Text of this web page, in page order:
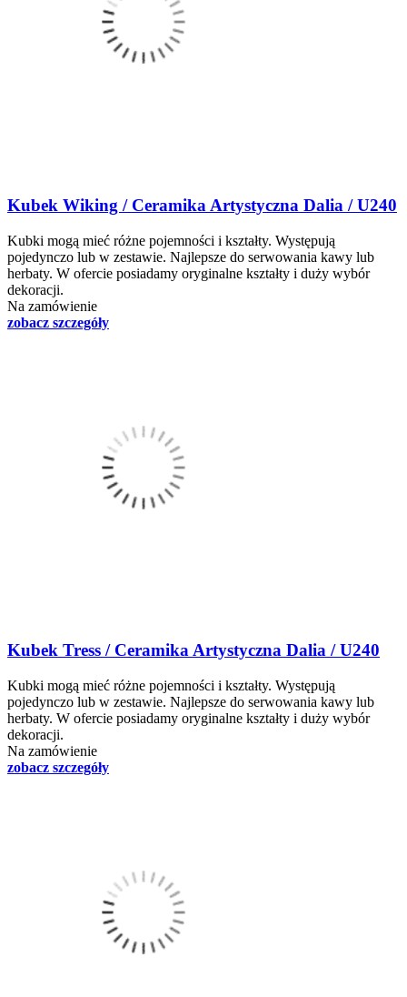
Kubek Wiking / Ceramika Artystyczna Dalia / U240
Kubki mogą mieć różne pojemności i kształty. Występują
pojedynczo lub w zestawie. Najlepsze do serwowania kawy lub
herbaty. W ofercie posiadamy oryginalne kształty i duży wybór
dekoracji.
Na zamówienie
zobacz szczegóły
Kubek Tress / Ceramika Artystyczna Dalia / U240
Kubki mogą mieć różne pojemności i kształty. Występują
pojedynczo lub w zestawie. Najlepsze do serwowania kawy lub
herbaty. W ofercie posiadamy oryginalne kształty i duży wybór
dekoracji.
Na zamówienie
zobacz szczegóły